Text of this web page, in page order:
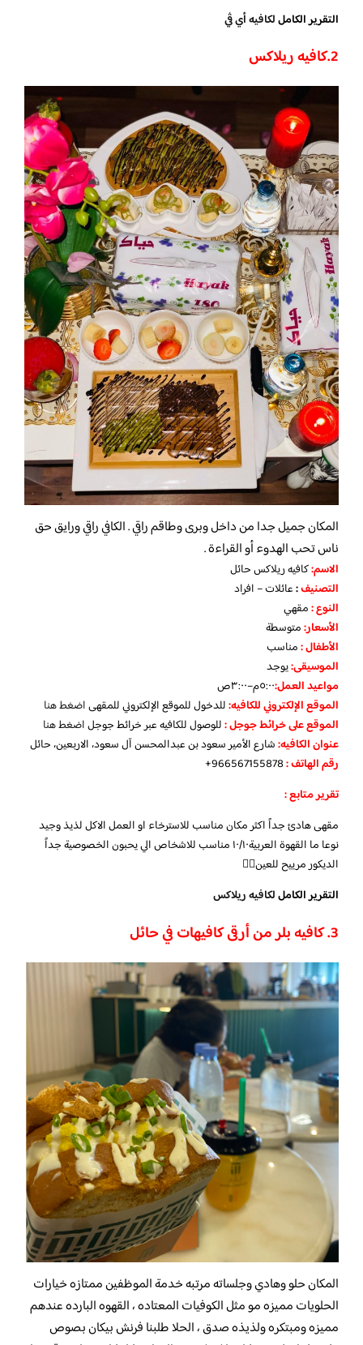
التقرير الكامللكافيه أي ڤي
2.كافيه ريلاكس
المكان جميل جدا من داخل وبرى وطاقم راقي . الكافي راقي ورايق حق
ناس تحب الهدوء أو القراءة .
الاسم:كافيه ريلاكس حائل
التصنيف:عائلات – افراد
النوع :مقهي
الأسعار:متوسطة
الأطفال:مناسب
الموسيقى:يوجد
مواعيد العمل:٥:٠٠م–٣:٠٠ص
الموقع الإلكتروني للكافيه:للدخول للموقع الإلكتروني للمقهىاضغط هنا
الموقع على خرائط جوجل:للوصول للكافيه عبر خرائط جوجلاضغط هنا
عنوان الكافيه:شارع الأمير سعود بن عبدالمحسن آل سعود، الاربعين، حائل
رقم الهاتف :966567155878+
تقرير متابع :
مقهى هادئ جداً اكثر مكان مناسب للاسترخاء او العمل الاكل لذيذ وجيد
نوعا ما القهوة العربية١٠/١٠ مناسب للاشخاص الي يحبون الخصوصية جداً
الديكور مرييح للعين👍🏼
التقرير الكامللكافيه ريلاكس
3. كافيه بلر من أرقى كافيهات في حائل
المكان حلو وهادي وجلساته مرتبه خدمة الموظفين ممتازه خيارات
الحلويات مميزه مو مثل الكوفيات المعتاده ، القهوه البارده عندهم
مميزه ومبتكره ولذيذه صدق ، الحلا طلبنا فرنش بيكان بصوص